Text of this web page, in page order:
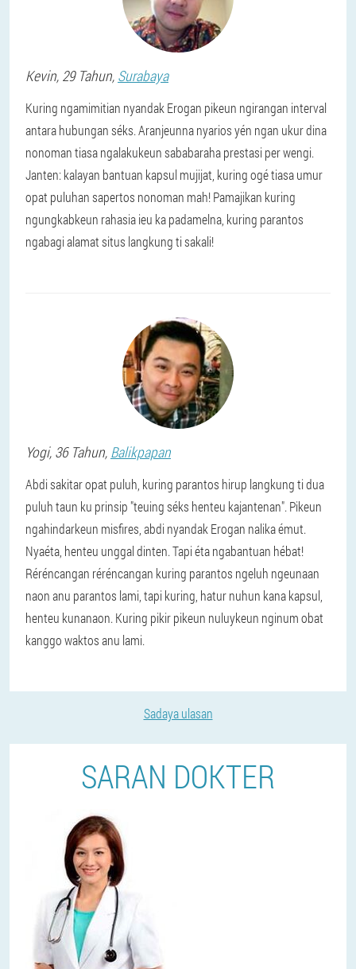
Kevin, 29 Tahun, Surabaya
Kuring ngamimitian nyandak Erogan pikeun ngirangan interval
antara hubungan séks. Aranjeunna nyarios yén ngan ukur dina
nonoman tiasa ngalakukeun sababaraha prestasi per wengi.
Janten: kalayan bantuan kapsul mujijat, kuring ogé tiasa umur
opat puluhan sapertos nonoman mah! Pamajikan kuring
ngungkabkeun rahasia ieu ka padamelna, kuring parantos
ngabagi alamat situs langkung ti sakali!
Yogi, 36 Tahun, Balikpapan
Abdi sakitar opat puluh, kuring parantos hirup langkung ti dua
puluh taun ku prinsip "teuing séks henteu kajantenan". Pikeun
ngahindarkeun misfires, abdi nyandak Erogan nalika émut.
Nyaéta, henteu unggal dinten. Tapi éta ngabantuan hébat!
Réréncangan réréncangan kuring parantos ngeluh ngeunaan
naon anu parantos lami, tapi kuring, hatur nuhun kana kapsul,
henteu kunanaon. Kuring pikir pikeun nuluykeun nginum obat
kanggo waktos anu lami.
Sadaya ulasan
SARAN DOKTER